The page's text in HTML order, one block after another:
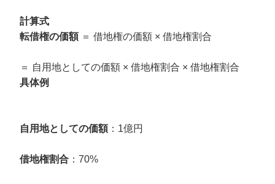
計算式
転借権の価額＝ 借地権の価額 × 借地権割合
＝ 自用地としての価額 × 借地権割合 × 借地権割合
具体例
自用地としての価額：1億円
借地権割合：70%